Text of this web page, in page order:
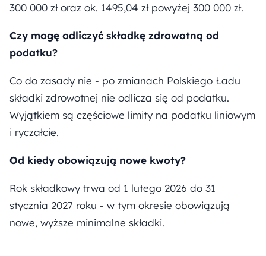
300 000 zł oraz ok. 1495,04 zł powyżej 300 000 zł.
Czy mogę odliczyć składkę zdrowotną od
podatku?
Co do zasady nie - po zmianach Polskiego Ładu
składki zdrowotnej nie odlicza się od podatku.
Wyjątkiem są częściowe limity na podatku liniowym
i ryczałcie.
Od kiedy obowiązują nowe kwoty?
Rok składkowy trwa od 1 lutego 2026 do 31
stycznia 2027 roku - w tym okresie obowiązują
nowe, wyższe minimalne składki.